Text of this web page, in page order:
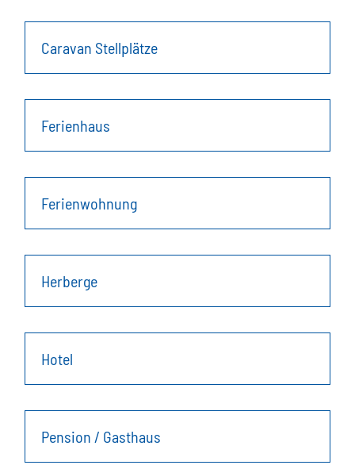
Caravan Stellplätze
Ferienhaus
Ferienwohnung
Herberge
Hotel
Pension / Gasthaus